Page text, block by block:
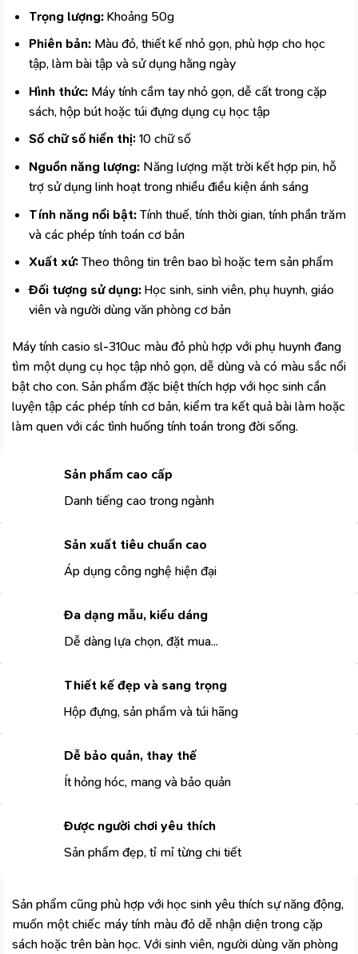
Trọng lượng:Khoảng 50g
Phiên bản:Màu đỏ, thiết kế nhỏ gọn, phù hợp cho học
tập, làm bài tập và sử dụng hằng ngày
Hình thức:Máy tính cầm tay nhỏ gọn, dễ cất trong cặp
sách, hộp bút hoặc túi đựng dụng cụ học tập
Số chữ số hiển thị:10 chữ số
Nguồn năng lượng:Năng lượng mặt trời kết hợp pin, hỗ
trợ sử dụng linh hoạt trong nhiều điều kiện ánh sáng
Tính năng nổi bật:Tính thuế, tính thời gian, tính phần trăm
và các phép tính toán cơ bản
Xuất xứ:Theo thông tin trên bao bì hoặc tem sản phẩm
Đối tượng sử dụng:Học sinh, sinh viên, phụ huynh, giáo
viên và người dùng văn phòng cơ bản
Máy tính casio sl-310uc màu đỏ phù hợp với phụ huynh đang
tìm một dụng cụ học tập nhỏ gọn, dễ dùng và có màu sắc nổi
bật cho con. Sản phẩm đặc biệt thích hợp với học sinh cần
luyện tập các phép tính cơ bản, kiểm tra kết quả bài làm hoặc
làm quen với các tình huống tính toán trong đời sống.
Sản phẩm cao cấp
Danh tiếng cao trong ngành
Sản xuất tiêu chuẩn cao
Áp dụng công nghệ hiện đại
Đa dạng mẫu, kiểu dáng
Dễ dàng lựa chọn, đặt mua...
Thiết kế đẹp và sang trọng
Hộp đựng, sản phẩm và túi hãng
Dễ bảo quản, thay thế
Ít hỏng hóc, mang và bảo quản
Được người chơi yêu thích
Sản phẩm đẹp, tỉ mỉ từng chi tiết
Sản phẩm cũng phù hợp với học sinh yêu thích sự năng động,
muốn một chiếc máy tính màu đỏ dễ nhận diện trong cặp
sách hoặc trên bàn học. Với sinh viên, người dùng văn phòng